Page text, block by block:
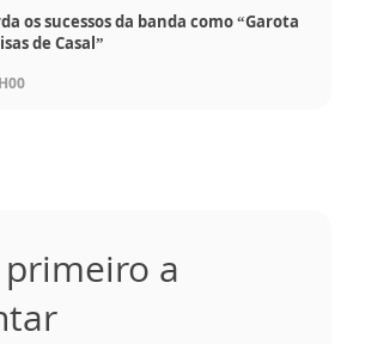
os sucessos da banda como “Garota
de Casal”
primeiro a